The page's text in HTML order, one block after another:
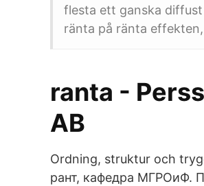
flesta ett ganska
ränta på ränta
ranta -
AB
Ordning, struktur och
рант, кафедра МГРОиФ.